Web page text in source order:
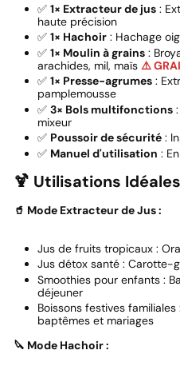
✅ 1× Extracteur de jus :
haute précision
✅ 1× Hachoir : Hachage
✅ 1× Moulin à grains :
arachides, mil, maïs ⚠️
✅ 1× Presse-agrumes :
pamplemousse
✅ 3× Bols multifonctions
mixeur
✅ Poussoir de sécurité :
✅ Manuel d'utilisation :
🍹 Utilisations
🥤 Mode Extracteur de Jus :
Jus de fruits tropicaux :
Jus détox santé : Carotte-
Smoothies pour enfants :
déjeuner
Boissons festives
baptêmes et mariages
🔪 Mode Hachoir :